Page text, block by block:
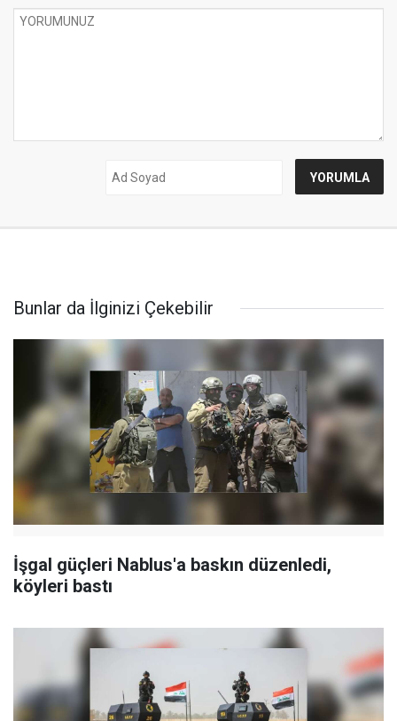
Bunlar da İlginizi Çekebilir
İşgal güçleri Nablus'a baskın düzenledi,
köyleri bastı